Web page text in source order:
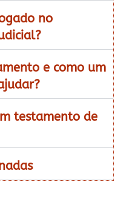
no
e como um
testamento de